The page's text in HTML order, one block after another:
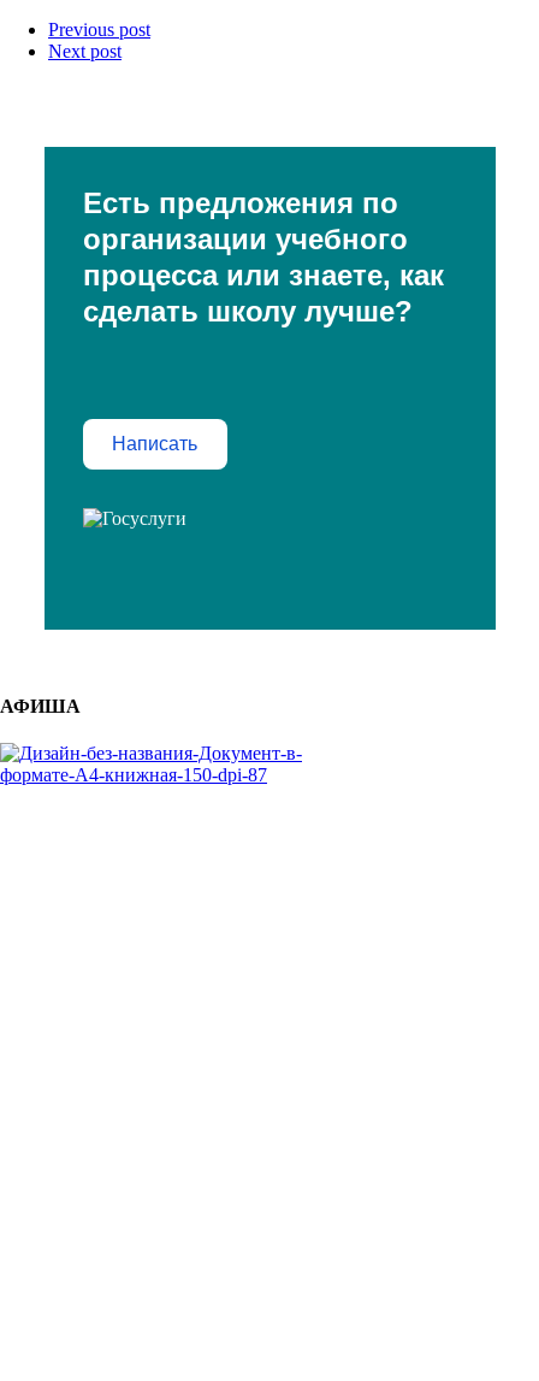
Previous post
Next post
Есть предложения по
организации учебного
процесса или знаете, как
сделать школу лучше?
Написать
АФИША